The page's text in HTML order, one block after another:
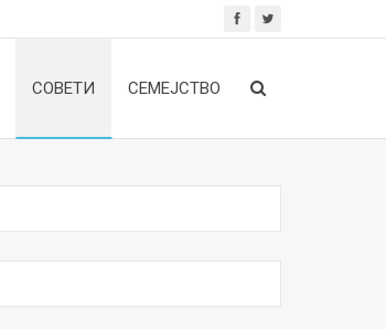
СОВЕТИ СЕМЕЈСТВО